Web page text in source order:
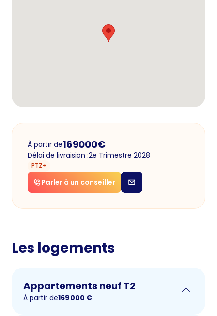
À partir de169000€
Délai de livraision :2e Trimestre 2028
PTZ+
Parler à un conseiller
Les logements
Appartements neuf T2
À partir de169 000 €